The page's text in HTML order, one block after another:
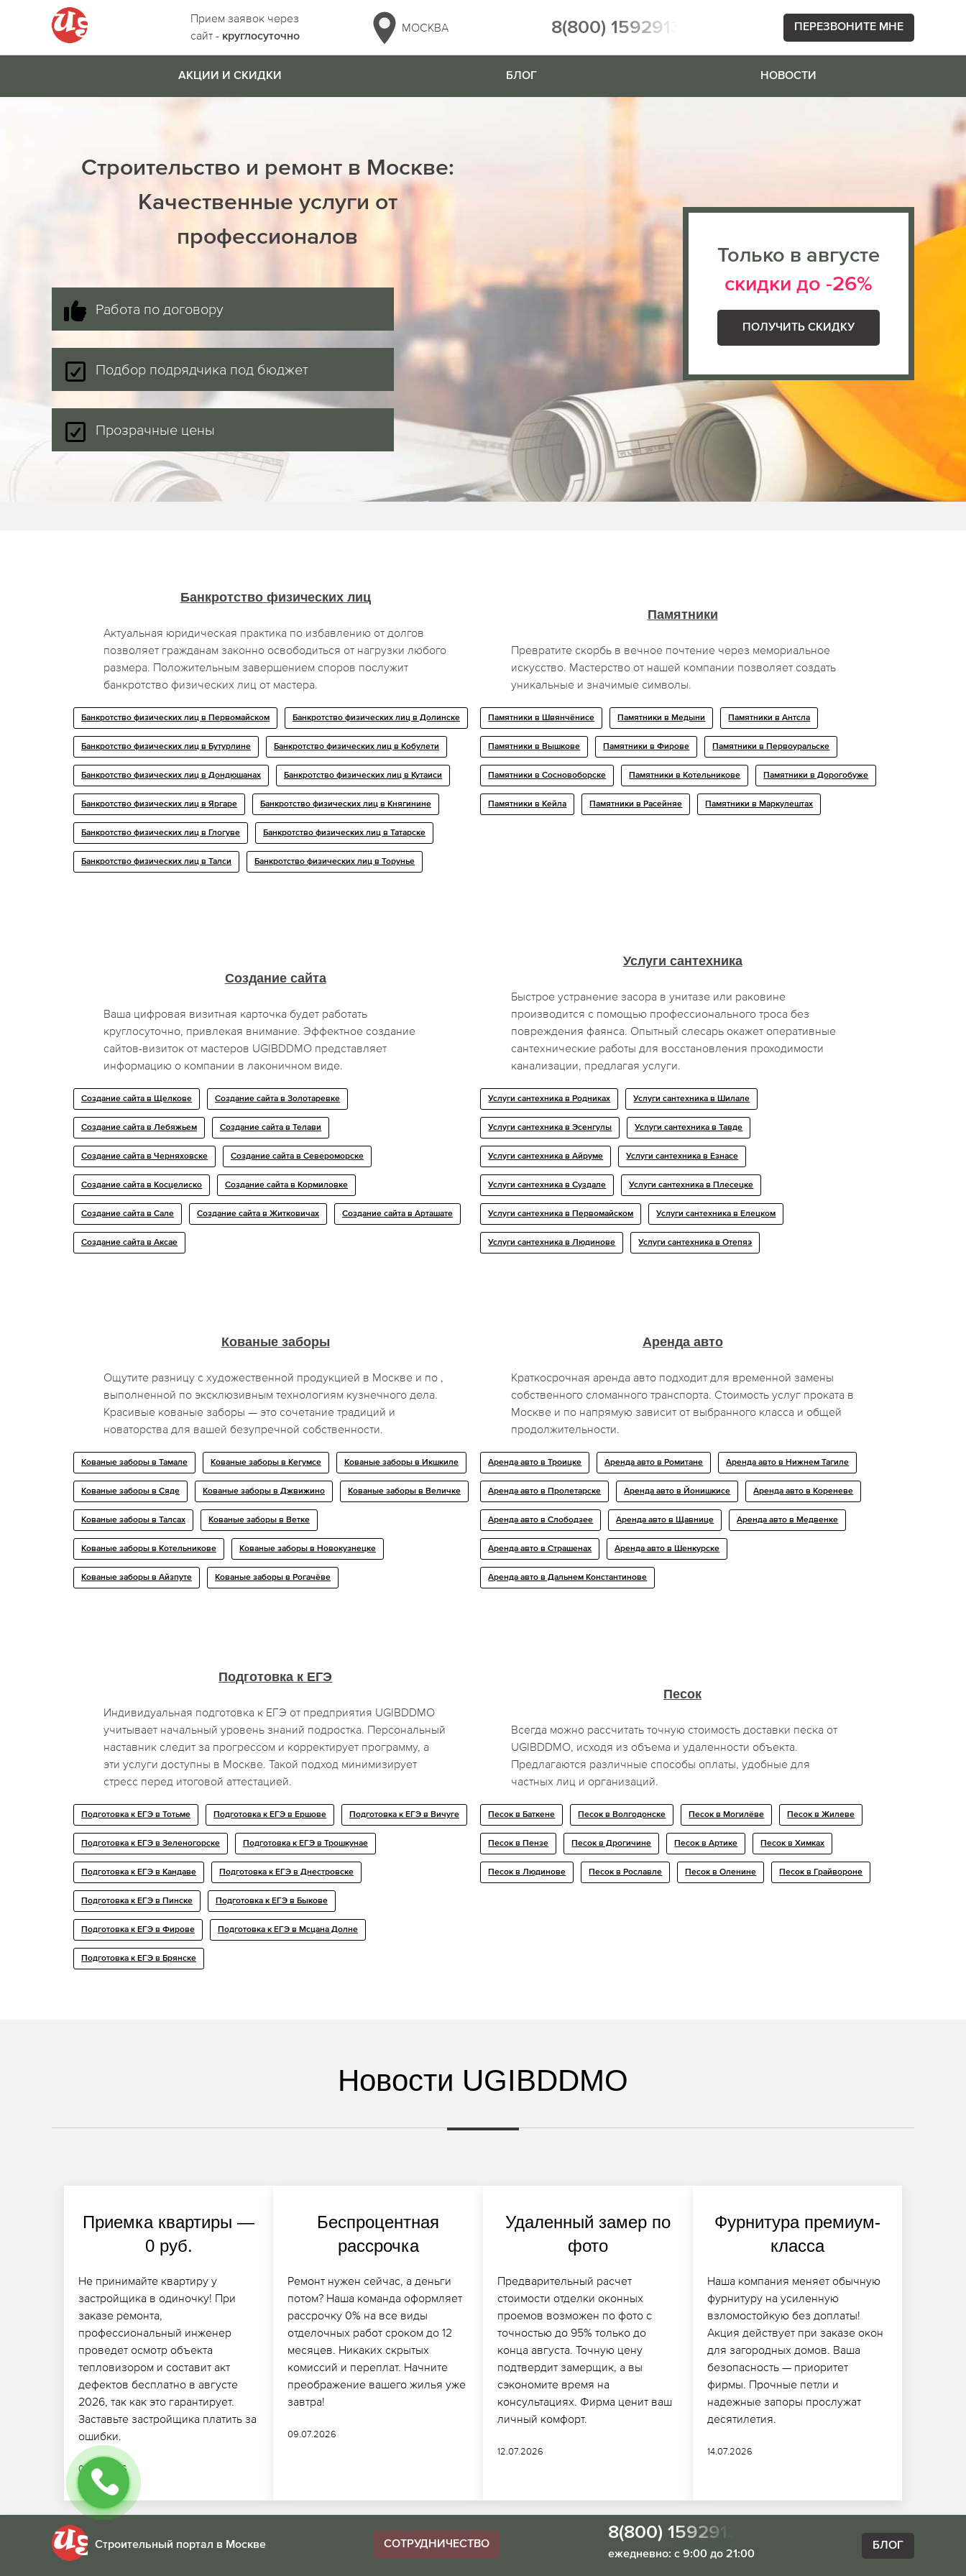
Прием заявок через
сайт - круглосуточно
МОСКВА 8(800) 1592913 ПЕРЕЗВОНИТЕ МНЕ
АКЦИИ И СКИДКИ БЛОГ НОВОСТИ
Строительство и ремонт в Москве:
Качественные услуги от
профессионалов
Работа по договору
Подбор подрядчика под бюджет
Прозрачные цены
Только в августе
скидки до -26%
ПОЛУЧИТЬ СКИДКУ
Банкротство физических лиц
Актуальная юридическая практика по избавлению от долгов
позволяет гражданам законно освободиться от нагрузки любого
размера. Положительным завершением споров послужит
банкротство физических лиц от мастера.
Банкротство физических лиц в Первомайском Банкротство физических лиц в Долинске
Банкротство физических лиц в Бутурлине Банкротство физических лиц в Кобулети
Банкротство физических лиц в Дондюшанах Банкротство физических лиц в Кутаиси
Банкротство физических лиц в Яргаре Банкротство физических лиц в Княгинине
Банкротство физических лиц в Глогуве Банкротство физических лиц в Татарске
Банкротство физических лиц в Талси Банкротство физических лиц в Торунье
Памятники
Превратите скорбь в вечное почтение через мемориальное
искусство. Мастерство от нашей компании позволяет создать
уникальные и значимые символы.
Памятники в Швянчёнисе Памятники в Медыни Памятники в Антсла
Памятники в Вышкове Памятники в Фирове Памятники в Первоуральске
Памятники в Сосновоборске Памятники в Котельникове Памятники в Дорогобуже
Памятники в Кейла Памятники в Расейняе Памятники в Маркулештах
Создание сайта
Ваша цифровая визитная карточка будет работать
круглосуточно, привлекая внимание. Эффектное создание
сайтов-визиток от мастеров UGIBDDMO представляет
информацию о компании в лаконичном виде.
Создание сайта в Щелкове Создание сайта в Золотаревке
Создание сайта в Лебяжьем Создание сайта в Телави
Создание сайта в Черняховске Создание сайта в Североморске
Создание сайта в Косцелиско Создание сайта в Кормиловке
Создание сайта в Сале Создание сайта в Житковичах Создание сайта в Арташате
Создание сайта в Аксае
Услуги сантехника
Быстрое устранение засора в унитазе или раковине
производится с помощью профессионального троса без
повреждения фаянса. Опытный слесарь окажет оперативные
сантехнические работы для восстановления проходимости
канализации, предлагая услуги.
Услуги сантехника в Родниках Услуги сантехника в Шилале
Услуги сантехника в Эсенгулы Услуги сантехника в Тавде
Услуги сантехника в Айруме Услуги сантехника в Езнасе
Услуги сантехника в Суздале Услуги сантехника в Плесецке
Услуги сантехника в Первомайском Услуги сантехника в Елецком
Услуги сантехника в Людинове Услуги сантехника в Отепяэ
Кованые заборы
Ощутите разницу с художественной продукцией в Москве и по ,
выполненной по эксклюзивным технологиям кузнечного дела.
Красивые кованые заборы — это сочетание традиций и
новаторства для вашей безупречной собственности.
Кованые заборы в Тамале Кованые заборы в Кегумсе Кованые заборы в Икшкиле
Кованые заборы в Сяде Кованые заборы в Джвижино Кованые заборы в Величке
Кованые заборы в Талсах Кованые заборы в Ветке
Кованые заборы в Котельникове Кованые заборы в Новокузнецке
Кованые заборы в Айзпуте Кованые заборы в Рогачёве
Аренда авто
Краткосрочная аренда авто подходит для временной замены
собственного сломанного транспорта. Стоимость услуг проката в
Москве и по напрямую зависит от выбранного класса и общей
продолжительности.
Аренда авто в Троицке Аренда авто в Ромитане Аренда авто в Нижнем Тагиле
Аренда авто в Пролетарске Аренда авто в Йонишкисе Аренда авто в Кореневе
Аренда авто в Слободзее Аренда авто в Щавнице Аренда авто в Медвенке
Аренда авто в Страшенах Аренда авто в Шенкурске
Аренда авто в Дальнем Константинове
Подготовка к ЕГЭ
Индивидуальная подготовка к ЕГЭ от предприятия UGIBDDMO
учитывает начальный уровень знаний подростка. Персональный
наставник следит за прогрессом и корректирует программу, а
эти услуги доступны в Москве. Такой подход минимизирует
стресс перед итоговой аттестацией.
Подготовка к ЕГЭ в Тотьме Подготовка к ЕГЭ в Ершове Подготовка к ЕГЭ в Вичуге
Подготовка к ЕГЭ в Зеленогорске Подготовка к ЕГЭ в Трошкунае
Подготовка к ЕГЭ в Кандаве Подготовка к ЕГЭ в Днестровске
Подготовка к ЕГЭ в Пинске Подготовка к ЕГЭ в Быкове
Подготовка к ЕГЭ в Фирове Подготовка к ЕГЭ в Мсцана Долне
Подготовка к ЕГЭ в Брянске
Песок
Всегда можно рассчитать точную стоимость доставки песка от
UGIBDDMO, исходя из объема и удаленности объекта.
Предлагаются различные способы оплаты, удобные для
частных лиц и организаций.
Песок в Баткене Песок в Волгодонске Песок в Могилёве Песок в Жилеве
Песок в Пензе Песок в Дрогичине Песок в Артике Песок в Химках
Песок в Людинове Песок в Рославле Песок в Оленине Песок в Грайвороне
Новости UGIBDDMO
Приемка квартиры —
0 руб.
Не принимайте квартиру у
застройщика в одиночку! При
заказе ремонта,
профессиональный инженер
проведет осмотр объекта
тепловизором и составит акт
дефектов бесплатно в августе
2026, так как это гарантирует.
Заставьте застройщика платить за
ошибки.
06.07.2026
Беспроцентная
рассрочка
Ремонт нужен сейчас, а деньги
потом? Наша команда оформляет
рассрочку 0% на все виды
отделочных работ сроком до 12
месяцев. Никаких скрытых
комиссий и переплат. Начните
преображение вашего жилья уже
завтра!
09.07.2026
Удаленный замер по
фото
Предварительный расчет
стоимости отделки оконных
проемов возможен по фото с
точностью до 95% только до
конца августа. Точную цену
подтвердит замерщик, а вы
сэкономите время на
консультациях. Фирма ценит ваш
личный комфорт.
12.07.2026
Фурнитура премиум-
класса
Наша компания меняет обычную
фурнитуру на усиленную
взломостойкую без доплаты!
Акция действует при заказе окон
для загородных домов. Ваша
безопасность — приоритет
фирмы. Прочные петли и
надежные запоры прослужат
десятилетия.
14.07.2026
Строительный портал в Москве СОТРУДНИЧЕСТВО
8(800) 1592913
ежедневно: с 9:00 до 21:00
БЛОГ